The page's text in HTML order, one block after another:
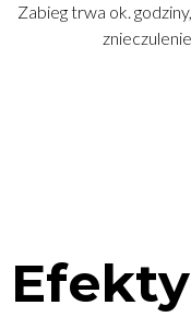
Zabieg trwa ok.
Efekty